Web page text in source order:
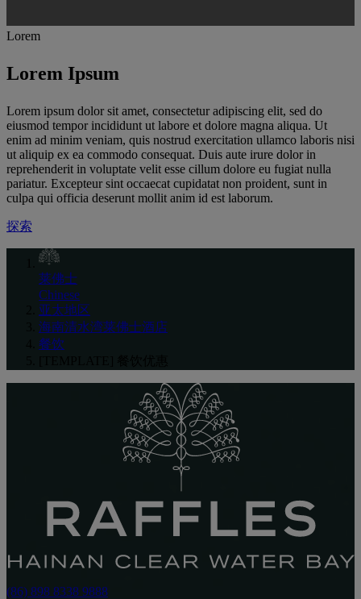
Lorem
Lorem Ipsum
Lorem ipsum dolor sit amet, consectetur adipiscing elit, sed do
eiusmod tempor incididunt ut labore et dolore magna aliqua. Ut
enim ad minim veniam, quis nostrud exercitation ullamco laboris nisi
ut aliquip ex ea commodo consequat. Duis aute irure dolor in
reprehenderit in voluptate velit esse cillum dolore eu fugiat nulla
pariatur. Excepteur sint occaecat cupidatat non proident, sunt in
culpa qui officia deserunt mollit anim id est laborum.
探索
莱佛士
Chinese
亚太地区
海南清水湾莱佛士酒店
餐饮
(86) 898 8338 9888